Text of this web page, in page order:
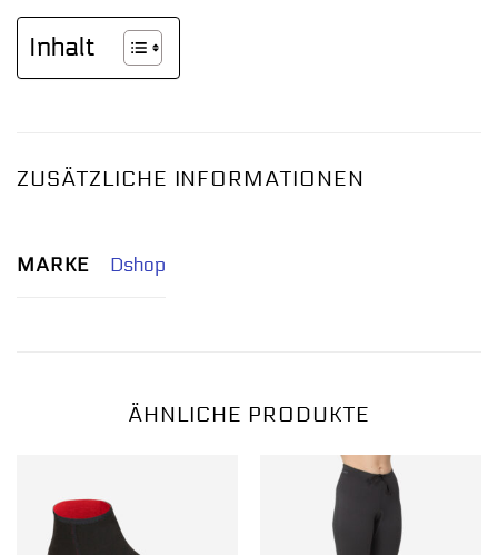
Inhalt
ZUSÄTZLICHE INFORMATIONEN
MARKE Dshop
ÄHNLICHE PRODUKTE